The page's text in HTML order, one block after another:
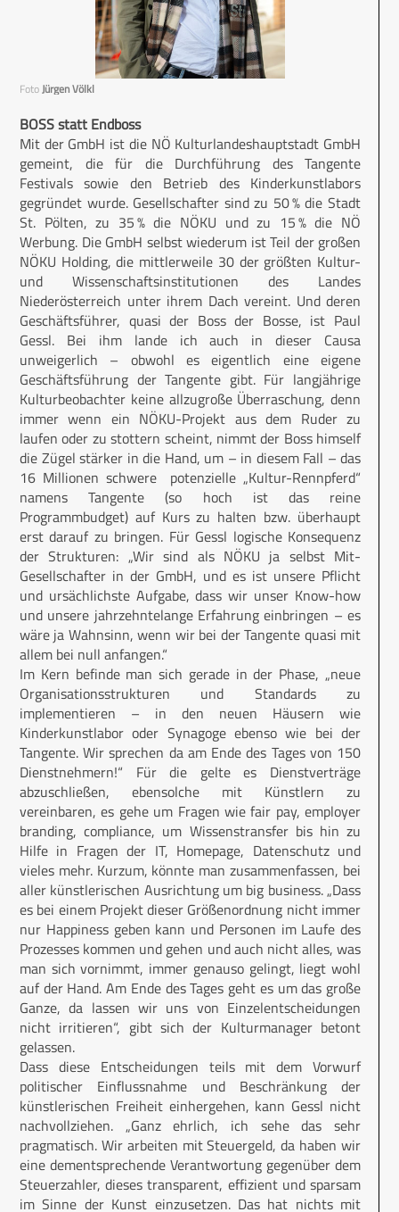
FotoJürgen Völkl
BOSS statt Endboss
Mit der GmbH ist die NÖ Kulturlandeshauptstadt GmbH
gemeint, die für die Durchführung des Tangente
Festivals sowie den Betrieb des Kinderkunstlabors
gegründet wurde. Gesellschafter sind zu 50 % die Stadt
St. Pölten, zu 35 % die NÖKU und zu 15 % die NÖ
Werbung. Die GmbH selbst wiederum ist Teil der großen
NÖKU Holding, die mittlerweile 30 der größten Kultur-
und Wissenschaftsinstitutionen des Landes
Niederösterreich unter ihrem Dach vereint. Und deren
Geschäftsführer, quasi der Boss der Bosse, ist Paul
Gessl. Bei ihm lande ich auch in dieser Causa
unweigerlich – obwohl es eigentlich eine eigene
Geschäftsführung der Tangente gibt. Für langjährige
Kulturbeobachter keine allzugroße Überraschung, denn
immer wenn ein NÖKU-Projekt aus dem Ruder zu
laufen oder zu stottern scheint, nimmt der Boss himself
die Zügel stärker in die Hand, um – in diesem Fall – das
16 Millionen schwere potenzielle „Kultur-Rennpferd“
namens Tangente (so hoch ist das reine
Programmbudget) auf Kurs zu halten bzw. überhaupt
erst darauf zu bringen. Für Gessl logische Konsequenz
der Strukturen: „Wir sind als NÖKU ja selbst Mit-
Gesellschafter in der GmbH, und es ist unsere Pflicht
und ursächlichste Aufgabe, dass wir unser Know-how
und unsere jahrzehntelange Erfahrung einbringen – es
wäre ja Wahnsinn, wenn wir bei der Tangente quasi mit
allem bei null anfangen.“
Im Kern befinde man sich gerade in der Phase, „neue
Organisationsstrukturen und Standards zu
implementieren – in den neuen Häusern wie
Kinderkunstlabor oder Synagoge ebenso wie bei der
Tangente. Wir sprechen da am Ende des Tages von 150
Dienstnehmern!“ Für die gelte es Dienstverträge
abzuschließen, ebensolche mit Künstlern zu
vereinbaren, es gehe um Fragen wie fair pay, employer
branding, compliance, um Wissenstransfer bis hin zu
Hilfe in Fragen der IT, Homepage, Datenschutz und
vieles mehr. Kurzum, könnte man zusammenfassen, bei
aller künstlerischen Ausrichtung um big business. „Dass
es bei einem Projekt dieser Größenordnung nicht immer
nur Happiness geben kann und Personen im Laufe des
Prozesses kommen und gehen und auch nicht alles, was
man sich vornimmt, immer genauso gelingt, liegt wohl
auf der Hand. Am Ende des Tages geht es um das große
Ganze, da lassen wir uns von Einzelentscheidungen
nicht irritieren“, gibt sich der Kulturmanager betont
gelassen.
Dass diese Entscheidungen teils mit dem Vorwurf
politischer Einflussnahme und Beschränkung der
künstlerischen Freiheit einhergehen, kann Gessl nicht
nachvollziehen. „Ganz ehrlich, ich sehe das sehr
pragmatisch. Wir arbeiten mit Steuergeld, da haben wir
eine dementsprechende Verantwortung gegenüber dem
Steuerzahler, dieses transparent, effizient und sparsam
im Sinne der Kunst einzusetzen. Das hat nichts mit